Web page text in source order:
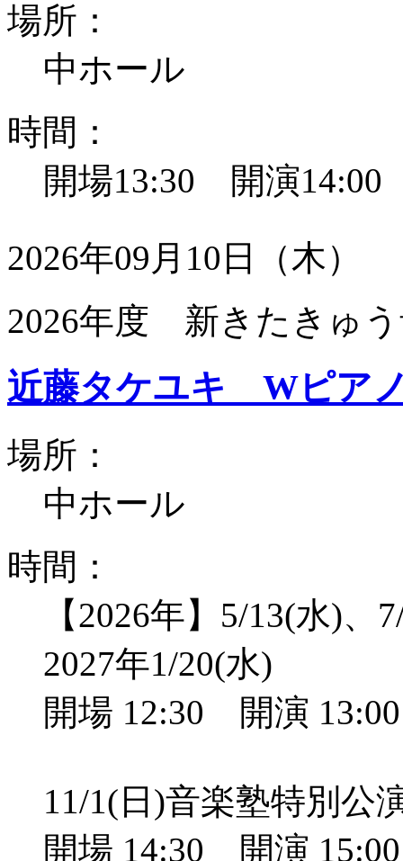
場所：
中ホール
時間：
開場13:30 開演14:00
2026年09月10日（木）
2026年度 新きたきゅ
近藤タケユキ Wピア
場所：
中ホール
時間：
【2026年】5/13(水)
2027年1/20(水)
開場 12:30 開演
11/1(日)音楽塾特別公
開場 14:30 開演